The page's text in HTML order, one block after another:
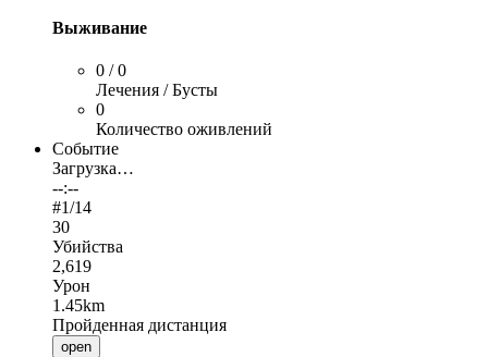
Выживание
0 / 0
Лечения / Бусты
0
Количество оживлений
Событие
Загрузка…
--:--
#1/14
30
Убийства
2,619
Урон
1.45km
Пройденная дистанция
open